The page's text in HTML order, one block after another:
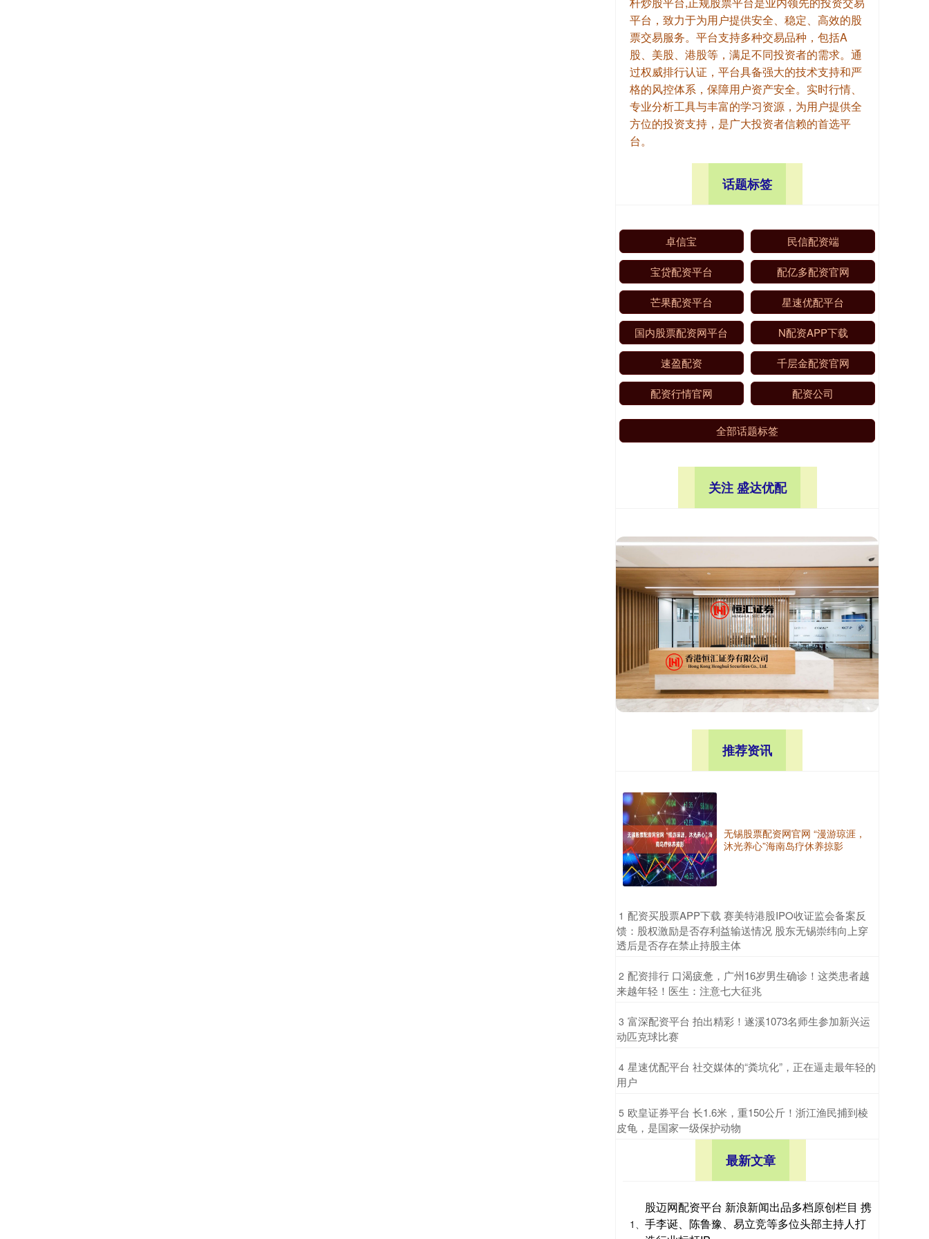
平台，致力于为用户提供安全、稳定、高效的股
票交易服务。平台支持多种交易品种，包括A
股、美股、港股等，满足不同投资者的需求。通
过权威排行认证，平台具备强大的技术支持和严
格的风控体系，保障用户资产安全。实时行情、
专业分析工具与丰富的学习资源，为用户提供全
方位的投资支持，是广大投资者信赖的首选平
台。
话题标签
卓信宝 民信配资端
宝贷配资平台 配亿多配资官网
芒果配资平台 星速优配平台
国内股票配资网平台 N配资APP下载
速盈配资 千层金配资官网
配资行情官网 配资公司
全部话题标签
关注 盛达优配
推荐资讯
无锡股票配资网官网 “漫游琼涯，
沐光养心”海南岛疗休养掠影
1 ​配资买股票APP下载 赛美特港股IPO收证监会备案反
馈：股权激励是否存利益输送情况 股东无锡崇纬向上穿
透后是否存在禁止持股主体
2 ​配资排行 口渴疲惫，广州16岁男生确诊！这类患者越
来越年轻！医生：注意七大征兆
3 ​富深配资平台 拍出精彩！遂溪1073名师生参加新兴运
动匹克球比赛
4 ​星速优配平台 社交媒体的“粪坑化”，正在逼走最年轻的
用户
5 ​欧皇证券平台 长1.6米，重150公斤！浙江渔民捕到棱
皮龟，是国家一级保护动物
最新文章
1、
股迈网配资平台 新浪新闻出品多档原创栏目 携
手李诞、陈鲁豫、易立竞等多位头部主持人打